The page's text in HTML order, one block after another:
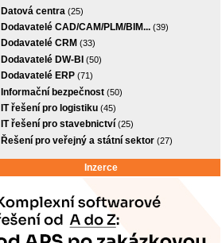
Datová centra (25)
Dodavatelé CAD/CAM/PLM/BIM...(39)
Dodavatelé CRM (33)
Dodavatelé DW-BI (50)
Dodavatelé ERP(71)
Informační bezpečnost(50)
IT řešení pro logistiku(45)
IT řešení pro stavebnictví(25)
Řešení pro veřejný a státní sektor(27)
Inzerce